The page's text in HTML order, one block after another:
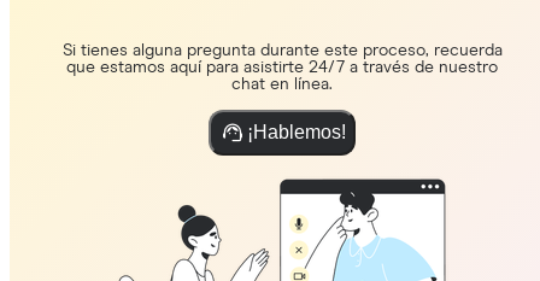
Si tienes alguna pregunta durante este proceso, recuerda
que estamos aquí para asistirte 24/7 a través de nuestro
chat en línea.
¡Hablemos!